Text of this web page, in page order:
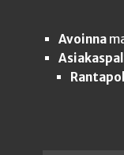
Avoinna